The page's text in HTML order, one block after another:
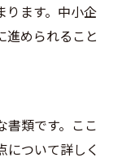
ります。中小企
進められること
書類です。ここ
について詳しく